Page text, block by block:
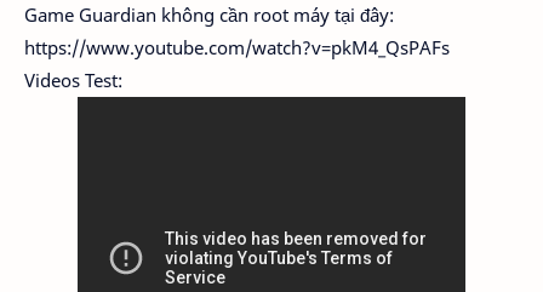
Game Guardian không cần root máy tại đây:
https://www.youtube.com/watch?v=pkM4_QsPAFs
Videos Test: